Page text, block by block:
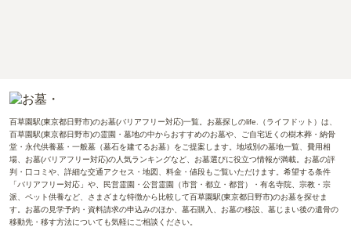
百草園駅(東京都日野市)のお墓(バリアフリー対応)一覧。お墓探しのlife.（ライフドット）は、
百草園駅(東京都日野市)の霊園・墓地の中からおすすめのお墓や、ご自宅近くの樹木葬・納骨
堂・永代供養墓・一般墓（墓石を建てるお墓）をご提案します。地域別の墓地一覧、費用相
場、お墓(バリアフリー対応)の人気ランキングなど、お墓選びに役立つ情報が満載。お墓の評
判・口コミや、詳細な交通アクセス・地図、料金・値段もご覧いただけます。希望する条件
「バリアフリー対応」や、民営霊園・公営霊園（市営・都立・都営）・有名寺院、宗教・宗
派、ペット供養など、さまざまな特徴から比較して百草園駅(東京都日野市)のお墓を探せま
す。お墓の見学予約・資料請求の申込みのほか、墓石購入、お墓の移設、墓じまい後の遺骨の
移動先・移す方法についても気軽にご相談ください。